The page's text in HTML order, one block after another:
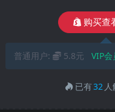
购买查
普通用户: 5.8元 VIP会
已有32